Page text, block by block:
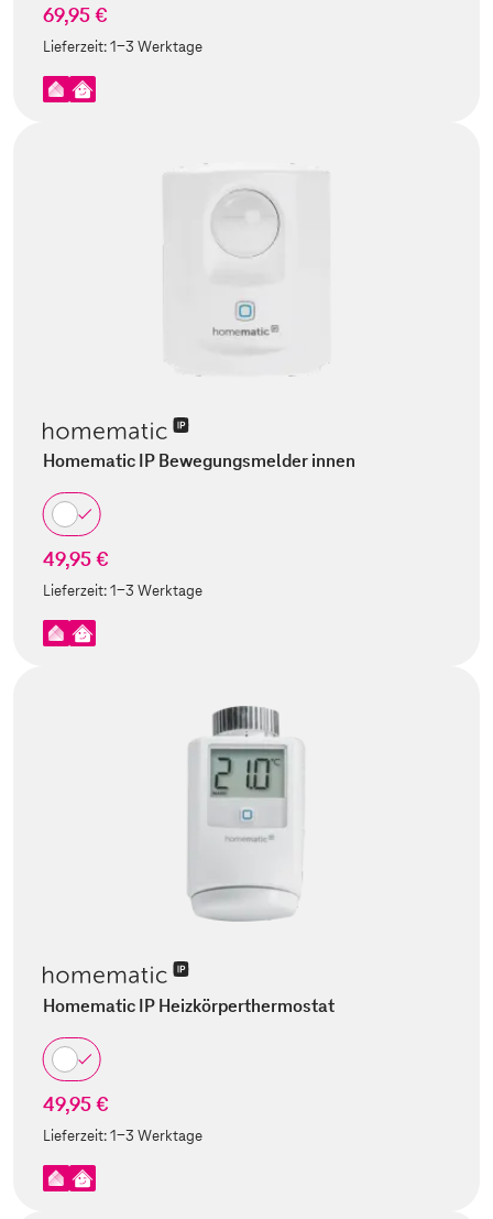
69,95 €
Lieferzeit:1-3 Werktage
Homematic IP Bewegungsmelder innen
49,95 €
Lieferzeit:1-3 Werktage
Homematic IP Heizkörperthermostat
49,95 €
Lieferzeit:1-3 Werktage